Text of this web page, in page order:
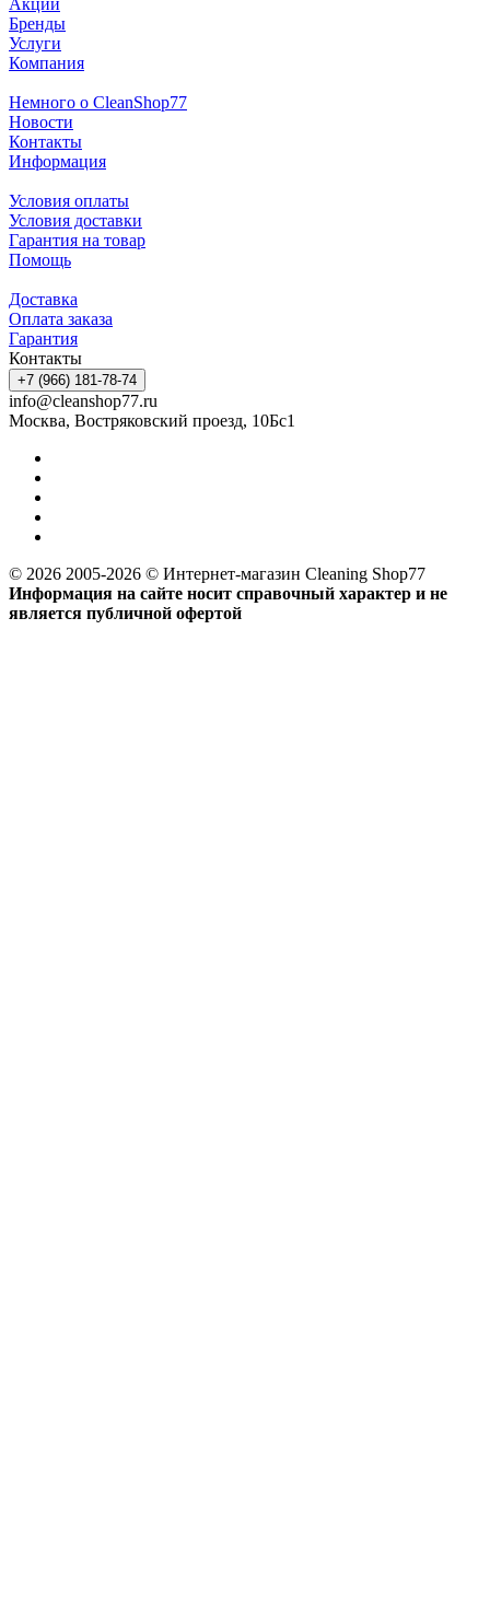
Акции
Бренды
Услуги
Компания
Немного о CleanShop77
Новости
Контакты
Информация
Условия оплаты
Условия доставки
Гарантия на товар
Помощь
Доставка
Оплата заказа
Гарантия
Контакты
+7 (966) 181-78-74
info@cleanshop77.ru
Москва, Востряковский проезд, 10Бс1
© 2026 2005-2026 © Интернет-магазин Cleaning Shop77
Информация на сайте носит справочный характер и не
является публичной офертой